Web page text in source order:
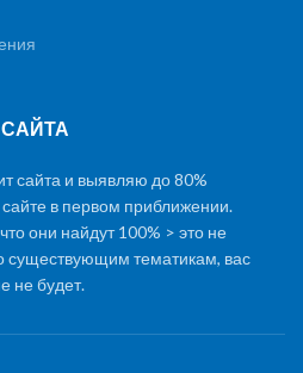
сайта и выявляю до 80%
в первом приближении.
они найдут 100% > это не
существующим тематикам, вас
не будет.